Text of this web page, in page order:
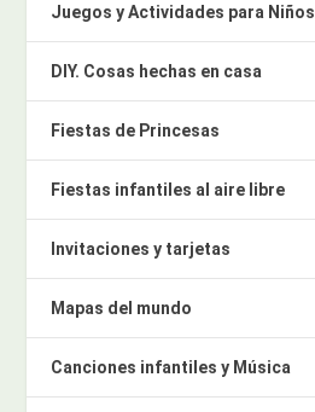
Juegos y Actividades para Niños
DIY. Cosas hechas en casa
Fiestas de Princesas
Fiestas infantiles al aire libre
Invitaciones y tarjetas
Mapas del mundo
Canciones infantiles y Música